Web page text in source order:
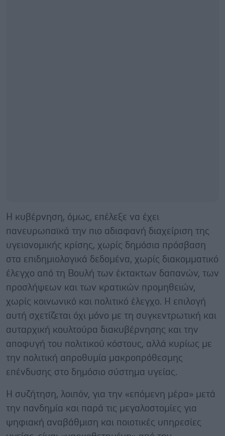
Η κυβέρνηση, όμως, επέλεξε να έχει
πανευρωπαϊκά την πιο αδιαφανή διαχείριση της
υγειονομικής κρίσης, χωρίς δημόσια πρόσβαση
στα επιδημιολογικά δεδομένα, χωρίς διακομματικό
έλεγχο από τη Βουλή των έκτακτων δαπανών, των
προσλήψεων και των κρατικών προμηθειών,
χωρίς κοινωνικό και πολιτικό έλεγχο. Η επιλογή
αυτή σχετίζεται όχι μόνο με τη συγκεντρωτική και
αυταρχική κουλτούρα διακυβέρνησης και την
αποφυγή του πολιτικού κόστους, αλλά κυρίως με
την πολιτική απροθυμία μακροπρόθεσμης
επένδυσης στο δημόσιο σύστημα υγείας.
Η συζήτηση, λοιπόν, για την «επόμενη μέρα» μετά
την πανδημία και παρά τις μεγαλοστομίες για
ψηφιακή αναβάθμιση και ποιοτικές υπηρεσίες